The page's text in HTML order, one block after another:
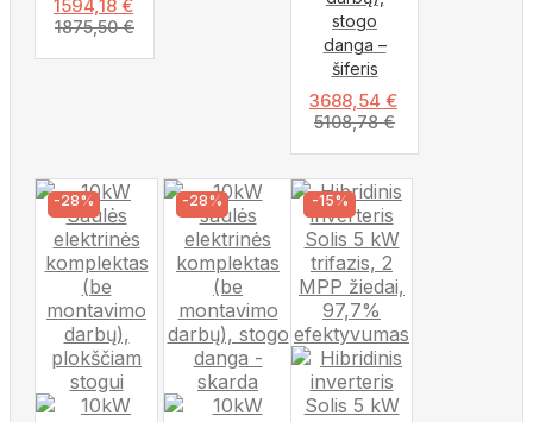
1594,18 €
1875,50€
stogo
danga –
šiferis
3688,54 €
5108,78€
-28% -28% -15%